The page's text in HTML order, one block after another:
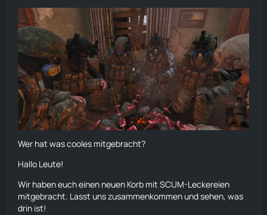
Wer hat was cooles mitgebracht?
Hallo Leute!
Wir haben euch einen neuen Korb mit SCUM-Leckereien
mitgebracht. Lasst uns zusammenkommen und sehen, was
drin ist!